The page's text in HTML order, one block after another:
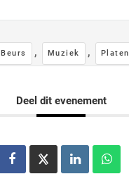
Beurs , Muziek , Platen
Deel dit evenement